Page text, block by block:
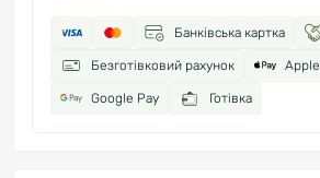
Банківська картка
Безготівковий рахунок
Google Pay Готівка